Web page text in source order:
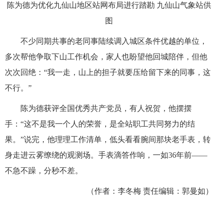
陈为德为优化九仙山地区站网布局进行踏勘 九仙山气象站供
图
不少同期共事的老同事陆续调入城区条件优越的单位，
多次帮他争取下山工作机会，家人也盼望他回城陪伴，但他
次次回绝：“我一走，山上的担子就要压给留下来的同事，这
不行。”
陈为德获评全国优秀共产党员，有人祝贺，他摆摆
手：“这不是我一个人的荣誉，是全站职工共同努力的结
果。”说完，他理理工作清单，低头看看腕间那块老手表，转
身走进云雾缭绕的观测场。手表滴答作响，一如36年前——
不急不躁，分秒不差。
（作者： 李冬梅 责任编辑：郭曼如）